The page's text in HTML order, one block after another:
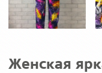
Женская